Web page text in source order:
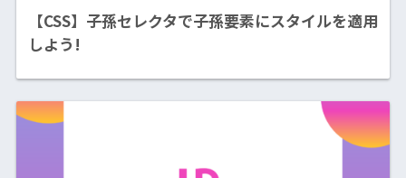
【CSS】子孫セレクタで子孫要素にスタイルを適用
しよう!